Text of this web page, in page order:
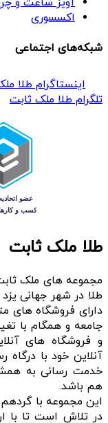
آویز ساعت و
اکسسوری
شبکه‌های اجتماعی
اینستاگرام طلا
تلگرام طلا ملک ثابت
طلا ملک ثابت
طلا در شهر جهانی
دارای فروشگاه های
جامعه و همگام با
و فروشگاه های
خدمت رسانی به
هم باشد.
این مجموعه با
در تلاش است تا با